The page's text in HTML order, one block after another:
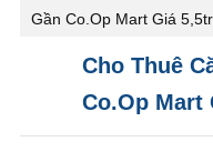
Gần Co.Op Mart Giá 5,5tr
Cho Thuê
Co.Op Mart